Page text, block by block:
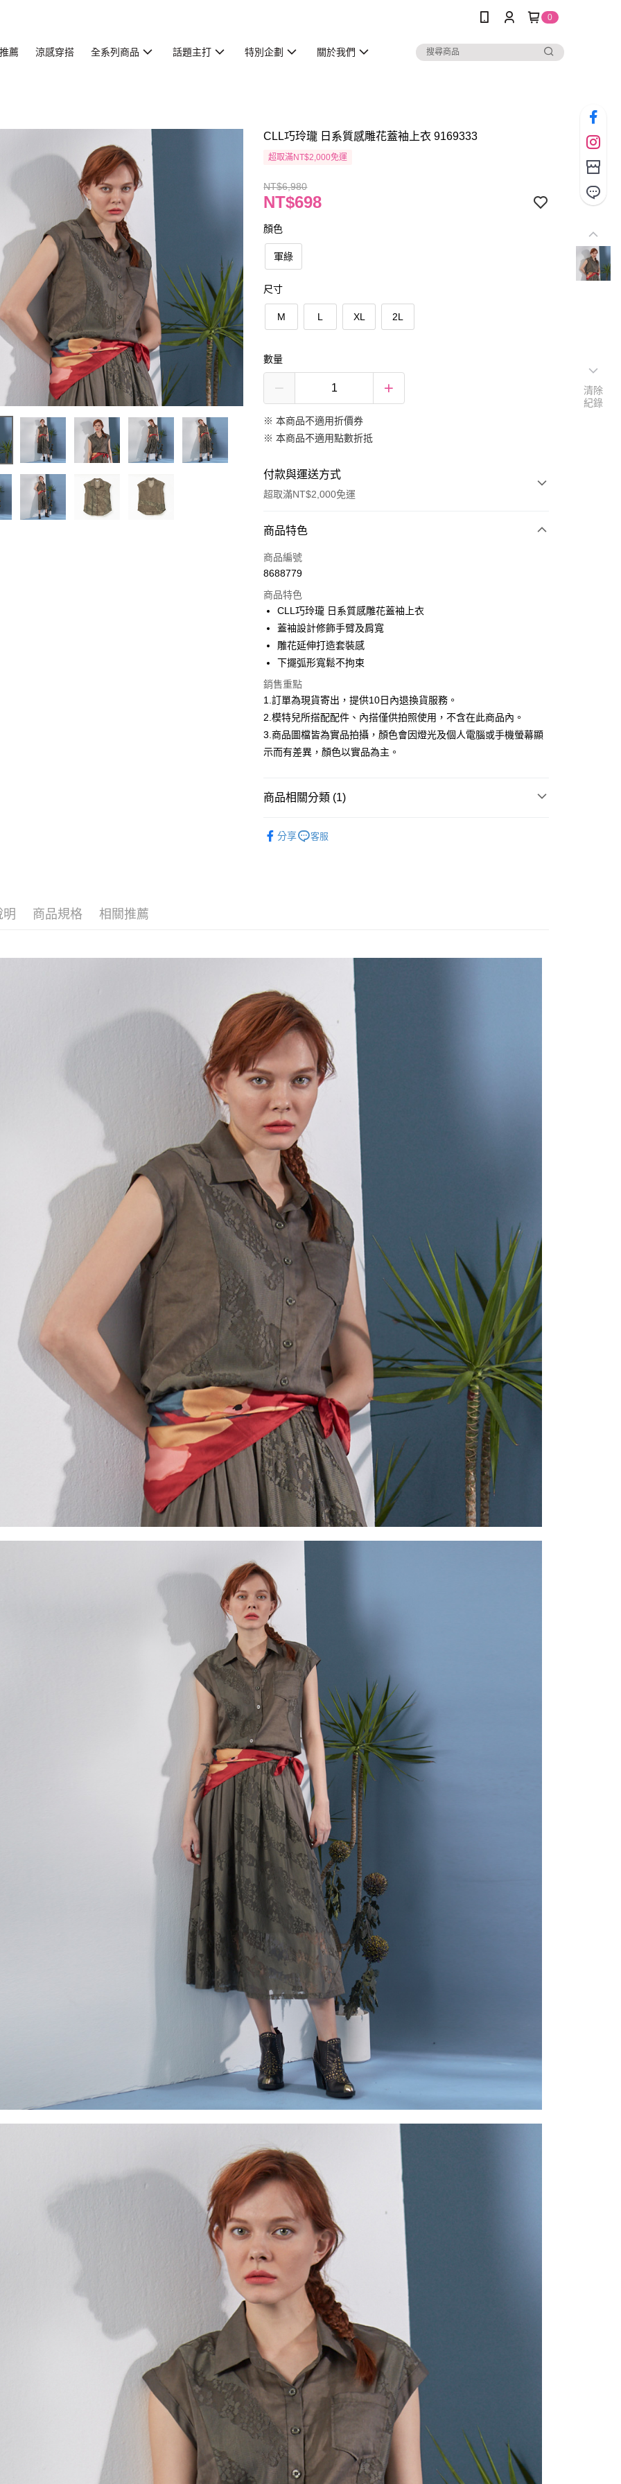
0
薦 涼感穿搭 全系列商品 話題主打 特別企劃 關於我們
CLL巧玲瓏 日系質感雕花蓋袖上衣 9169333
超取滿NT$2,000免運
NT$6,980
NT$698
顏色
軍綠
尺寸
M L XL 2L
數量
※ 本商品不適用折價券
※ 本商品不適用點數折抵
付款與運送方式
超取滿NT$2,000免運
付款方式
信用卡一次付款
3 期 0 利率 每期 NT$232
合作金庫商業銀行
華南商業銀行
國泰世華商業銀行
臺灣中小企業銀行
匯豐（台灣）商業銀行
華泰商業銀行
聯邦商業銀行
遠東國際商業銀行
玉山商業銀行
星展（台灣）商業銀行
台新國際商業銀行
超商取貨付款
Apple Pay
街口支付
悠遊付
Google Pay
相關說明
2.付款方式選擇「大哥付你分期」，訂單成立後會自動跳轉到大哥付的交易
2.透過簡訊連結打開帳單後，可選擇「超商條碼／台灣大直營門市／銀行轉
帳／街口支付／iPASS MONEY」等通路繳費。
【注意事項】
1.本服務係由「台灣大哥大股份有限公司」（以下簡稱本公司）所提供，讓
用戶於交易時，得透過本服務購買商品或服務，並由商店將買賣／分期付
款買賣價金債權讓與本公司後，依約使用本公司帳單繳交帳款。
2.基於同意付款使用「大哥付你分期」之契約關係目的，商店將以您的個人
資料（包含姓名、電話或地址）提供予台灣大哥大進項蒐集、處理及利
用，由本公司與您本人進行分期帳單所需資料之確認、核對及更正。
3.完整用戶服務條款，請詳閱以下連結：
相關說明
付」結帳頁面，進行簡訊認證並確認金額後，即可完成結帳。
２．訂單成立數日內，您將收到繳費通知簡訊。
３．收到繳費通知簡訊後14天內，點擊此簡訊中的連結，可透過四大超商
／ATM／網路銀行／等多元方式進行付款，方視為交易完成。
※ 請注意：結帳手續完成當下不需立刻繳費，但若您需要取消訂單，請聯
絡購買商品的店家。未經商家同意取消之訂單仍視為有效，需透過AFTEE
先享後付繳納相關費用。
※ 交易是否成功請以「AFTEE先享後付 」之結帳頁面顯示為準，若有關於
是否繳費成功／繳費後需取消欲退款等相關疑問，請聯繫「AFTEE先享後
付客戶支援中心」https://netprotections.freshdesk.com/support/home
【注意事項】
１．透過由恩沛科技股份有限公司提供之「AFTEE先享後付」服務完成之
交易，需依本服務之必要範圍內提供個人資料，並將交易相關給付款項請
求債權轉讓予恩沛科技股份有限公司。
２．關於個人資料處理事宜，請瀏覽以下網址：
https://aftee.tw/terms/#terms3
３．未成年的使用者請事先徵得法定代理人或監護人之同意方可使用
「AFTEE先享後付」，若未經同意申辦者引起之損失，本公司不負相關責
任。
４．使用「AFTEE先享後付」時，將依據個別帳號之用戶狀況，依本公司
即時審查核予不同之上限額度；若仍有額度不足之情形，本公司將視審查
結果請求用戶進行身份認證。
５．嚴禁一人註冊多個帳號或使用他人資訊註冊。若發現惡意使用之情
形，恩沛科技股份有限公司將有權停止該用戶之使用額度並採取法律行
動。
每筆NT$120，滿NT$2,000(含以上)免運費
宅配
每筆NT$120，滿NT$2,000(含以上)免運費
商品特色
商品編號
8688779
商品特色
CLL巧玲瓏 日系質感雕花蓋袖上衣
蓋袖設計修飾手臂及肩寬
雕花延伸打造套裝感
下擺弧形寬鬆不拘束
銷售重點
1.訂單為現貨寄出，提供10日內退換貨服務。
2.模特兒所搭配配件、內搭僅供拍照使用，不含在此商品內。
3.商品圖檔皆為實品拍攝，顏色會因燈光及個人電腦或手機螢幕顯
示而有差異，顏色以實品為主。
商品相關分類 (1)
分享
客服
明 商品規格 相關推薦
清除
紀錄